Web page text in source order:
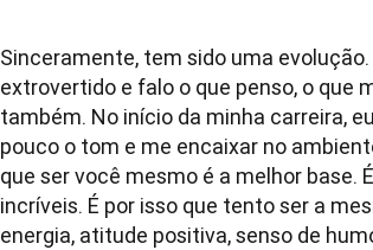
Sinceramente, tem sido uma
extrovertido e falo o que penso, o que
também. No início da minha carreira,
pouco o tom e me encaixar no
que ser você mesmo é a melhor base.
incríveis. É por isso que tento ser a
energia, atitude positiva, senso de